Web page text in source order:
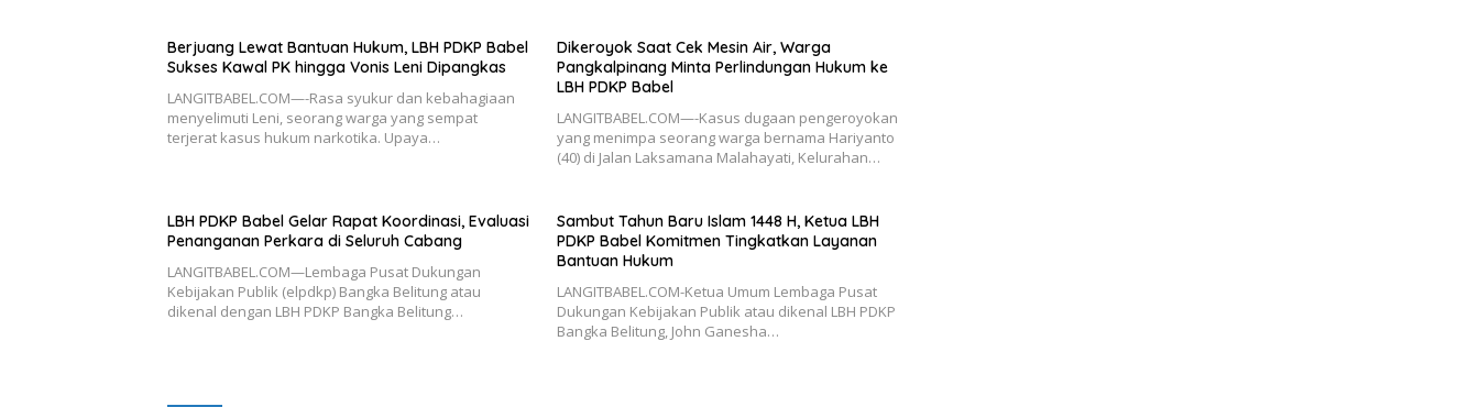
Berjuang Lewat Bantuan Hukum, LBH PDKP Babel
Sukses Kawal PK hingga Vonis Leni Dipangkas
LANGITBABEL.COM—-Rasa syukur dan kebahagiaan
menyelimuti Leni, seorang warga yang sempat
terjerat kasus hukum narkotika. Upaya…
Dikeroyok Saat Cek Mesin Air, Warga
Pangkalpinang Minta Perlindungan Hukum ke
LBH PDKP Babel
LANGITBABEL.COM—-Kasus dugaan pengeroyokan
yang menimpa seorang warga bernama Hariyanto
(40) di Jalan Laksamana Malahayati, Kelurahan…
LBH PDKP Babel Gelar Rapat Koordinasi, Evaluasi
Penanganan Perkara di Seluruh Cabang
LANGITBABEL.COM—Lembaga Pusat Dukungan
Kebijakan Publik (elpdkp) Bangka Belitung atau
dikenal dengan LBH PDKP Bangka Belitung…
Sambut Tahun Baru Islam 1448 H, Ketua LBH
PDKP Babel Komitmen Tingkatkan Layanan
Bantuan Hukum
LANGITBABEL.COM-Ketua Umum Lembaga Pusat
Dukungan Kebijakan Publik atau dikenal LBH PDKP
Bangka Belitung, John Ganesha…